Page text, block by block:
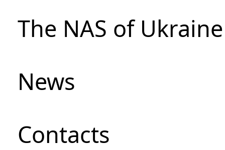
The NAS of
News
Сontacts